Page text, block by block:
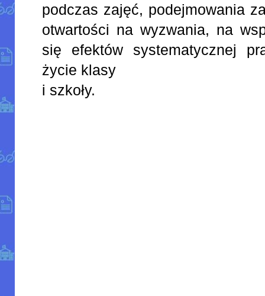
podczas zajęć, podejmowania
otwartości na wyzwania, na
się efektów systematycznej
życie klasy
i szkoły.